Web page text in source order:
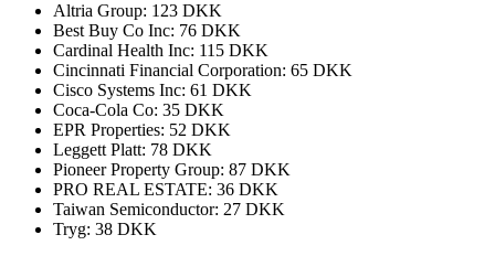
Altria Group: 123 DKK
Best Buy Co Inc: 76 DKK
Cardinal Health Inc: 115 DKK
Cincinnati Financial Corporation: 65 DKK
Cisco Systems Inc: 61 DKK
Coca-Cola Co: 35 DKK
EPR Properties: 52 DKK
Leggett Platt: 78 DKK
Pioneer Property Group: 87 DKK
PRO REAL ESTATE: 36 DKK
Taiwan Semiconductor: 27 DKK
Tryg: 38 DKK